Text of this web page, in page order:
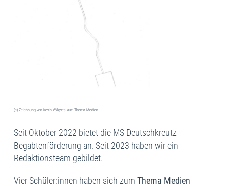
(c) Zeichnung von Kevin Völgyes zum Thema Medien.
Seit Oktober 2022 bietet die MS Deutschkreutz
Begabtenförderung an. Seit 2023 haben wir ein
Redaktionsteam gebildet.
Vier Schüler:innen haben sich zum Thema Medien